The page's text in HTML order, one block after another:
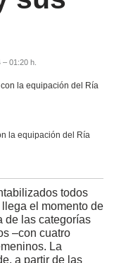
01:20 h.
la equipación del Ría
todos
el momento de
de las categorías
–con cuatro
La
a partir de las